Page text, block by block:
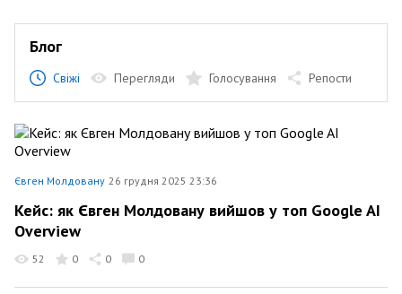
Блог
Свіжі Перегляди Голосування Репости
Євген Молдовану 26 грудня 2025 23:36
Кейс: як Євген Молдовану вийшов у топ Google AI
Overview
52 0 0 0